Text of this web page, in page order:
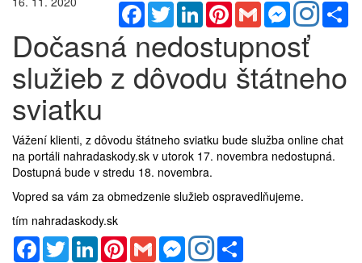
Facebook
TwitterLinkedInPinterestGmail Messenger
Dočasná nedostupnosť
služieb z dôvodu štátneho
sviatku
Vážení klienti, z dôvodu štátneho sviatku bude služba online chat
na portáli nahradaskody.sk v utorok 17. novembra nedostupná.
Dostupná bude v stredu 18. novembra.
Vopred sa vám za obmedzenie služieb ospravedlňujeme.
tím nahradaskody.sk
Facebook
TwitterLinkedInPinterestGmail Messenger